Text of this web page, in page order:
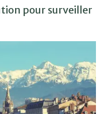
pour surveiller